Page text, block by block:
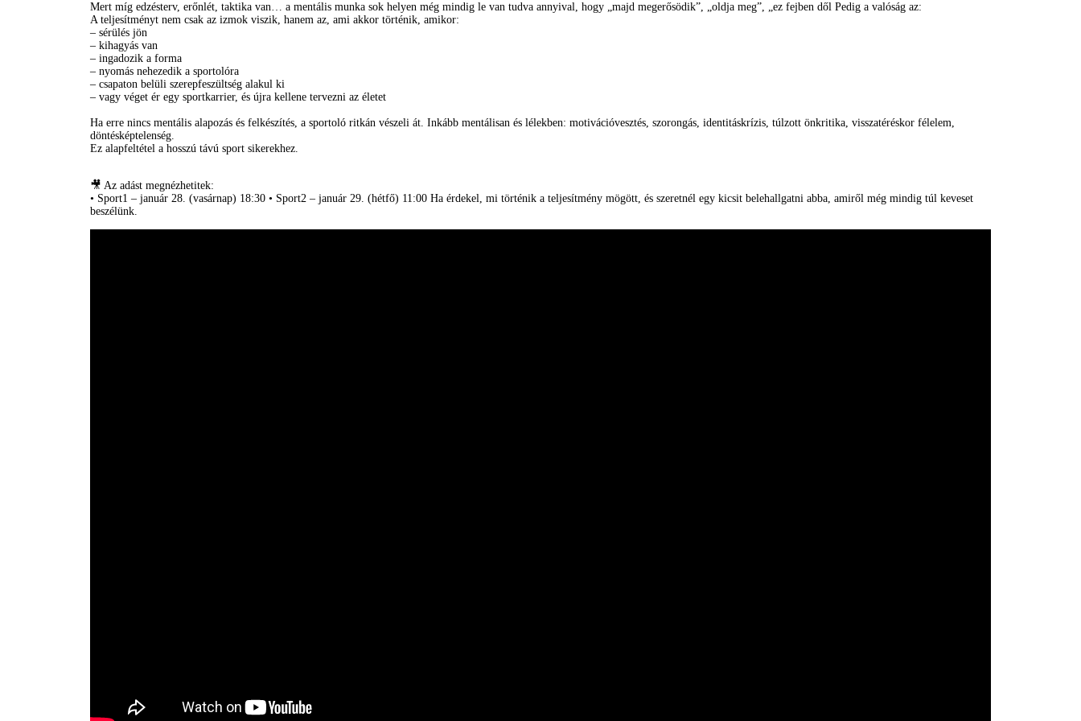
Mert míg edzésterv, erőnlét, taktika van… a mentális munka sok helyen még mindig le van tudva annyival, hogy „majd megerősödik”, „oldja meg”, „ez fejben dől Pedig a valóság az:
A teljesítményt nem csak az izmok viszik, hanem az, ami akkor történik, amikor:
– sérülés jön
– kihagyás van
– ingadozik a forma
– nyomás nehezedik a sportolóra
– csapaton belüli szerepfeszültség alakul ki
– vagy véget ér egy sportkarrier, és újra kellene tervezni az életet
Ha erre nincs mentális alapozás és felkészítés, a sportoló ritkán vészeli át. Inkább mentálisan és lélekben: motivációvesztés, szorongás, identitáskrízis, túlzott önkritika, visszatéréskor félelem,
döntésképtelenség.
Ez alapfeltétel a hosszú távú sport sikerekhez.
🎥 Az adást megnézhetitek:
• Sport1 – január 28. (vasárnap) 18:30 • Sport2 – január 29. (hétfő) 11:00 Ha érdekel, mi történik a teljesítmény mögött, és szeretnél egy kicsit belehallgatni abba, amiről még mindig túl keveset
beszélünk.